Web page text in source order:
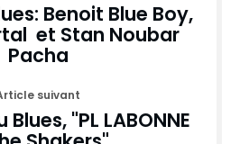
Benoit Blue Boy,
et Stan Noubar
Pacha
suivant
"PL LABONNE